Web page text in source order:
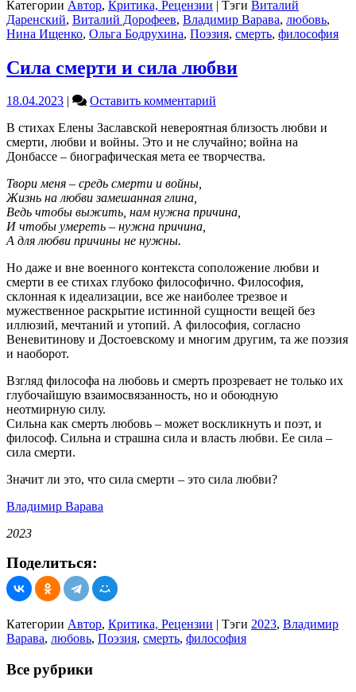
Категории Автор, Критика, Рецензии | Тэги Виталий
Даренский, Виталий Дорофеев, Владимир Варава, любовь,
Нина Ищенко, Ольга Бодрухина, Поэзия, смерть, философия
Сила смерти и сила любви
18.04.2023 | Оставить комментарий
смерти
и
сила
В стихах Елены Заславской невероятная близость любви и
смерти, любви и войны. Это и не случайно; война на
Донбассе – биографическая мета ее творчества.
Твори меня – средь смерти и войны,
Жизнь на любви замешанная глина,
Ведь чтобы выжить, нам нужна причина,
И чтобы умереть – нужна причина,
А для любви причины не нужны.
Но даже и вне военного контекста соположение любви и
смерти в ее стихах глубоко философично. Философия,
склонная к идеализации, все же наиболее трезвое и
мужественное раскрытие истинной сущности вещей без
иллюзий, мечтаний и утопий. А философия, согласно
Веневитинову и Достоевскому и многим другим, та же поэзия
и наоборот.
Взгляд философа на любовь и смерть прозревает не только их
глубочайшую взаимосвязанность, но и обоюдную
неотмирную силу.
Сильна как смерть любовь – может воскликнуть и поэт, и
философ. Сильна и страшна сила и власть любви. Ее сила –
сила смерти.
Значит ли это, что сила смерти – это сила любви?
Владимир Варава
2023
Поделиться:
Категории Автор, Критика, Рецензии | Тэги 2023, Владимир
Варава, любовь, Поэзия, смерть, философия
Все рубрики